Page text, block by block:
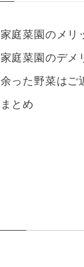
家庭菜園のメリ
家庭菜園のデメ
余った野菜はご
まとめ